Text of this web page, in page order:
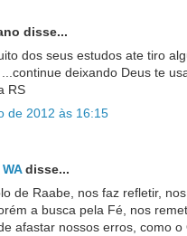
disse...
dos seus estudos ate tiro
deixando Deus te
RS
de 2012 às 16:15
disse...
de Raabe, nos faz refletir,
a busca pela Fé, nos
afastar nossos erros, como